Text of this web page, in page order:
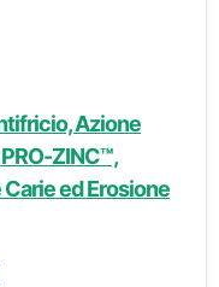
Azione
ZINC™,
ed Erosione